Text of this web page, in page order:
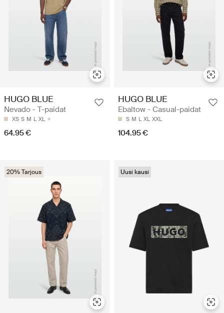
HUGO BLUE
Nevado - T-paidat
XS S M L XL
64.95 €
HUGO BLUE
Ebaltow - Casual-paidat
S M L XL XXL
104.95 €
20% Tarjous Uusi kausi